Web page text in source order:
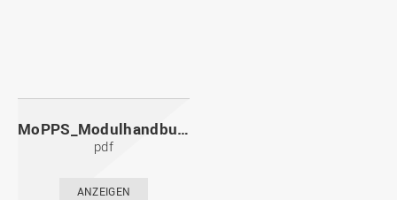
MoPPS_Modulhandbuch_20091201.pdf
pdf
ANZEIGEN